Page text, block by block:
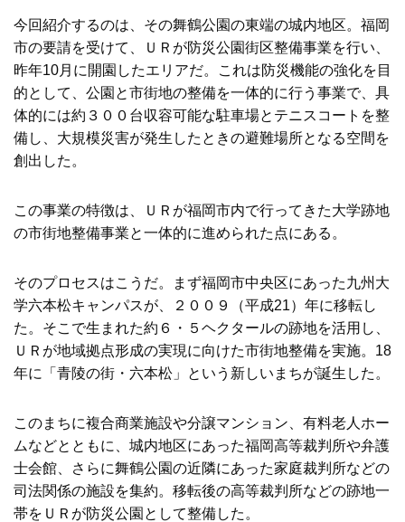
今回紹介するのは、その舞鶴公園の東端の城内地区。福岡
市の要請を受けて、ＵＲが防災公園街区整備事業を行い、
昨年10月に開園したエリアだ。これは防災機能の強化を目
的として、公園と市街地の整備を一体的に行う事業で、具
体的には約３００台収容可能な駐車場とテニスコートを整
備し、大規模災害が発生したときの避難場所となる空間を
創出した。
この事業の特徴は、ＵＲが福岡市内で行ってきた大学跡地
の市街地整備事業と一体的に進められた点にある。
そのプロセスはこうだ。まず福岡市中央区にあった九州大
学六本松キャンパスが、２００９（平成21）年に移転し
た。そこで生まれた約６・５ヘクタールの跡地を活用し、
ＵＲが地域拠点形成の実現に向けた市街地整備を実施。18
年に「青陵の街・六本松」という新しいまちが誕生した。
このまちに複合商業施設や分譲マンション、有料老人ホー
ムなどとともに、城内地区にあった福岡高等裁判所や弁護
士会館、さらに舞鶴公園の近隣にあった家庭裁判所などの
司法関係の施設を集約。移転後の高等裁判所などの跡地一
帯をＵＲが防災公園として整備した。